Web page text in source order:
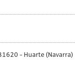
31620 - Huarte (Navarra)